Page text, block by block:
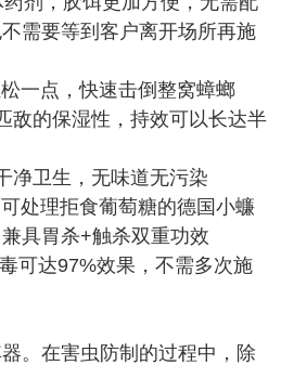
需要等到客户离开场所再施
一点，快速击倒整窝蟑螂
敌的保湿性，持效可以长达半
净卫生，无味道无污染
处理拒食葡萄糖的德国小蠊
具胃杀+触杀双重功效
可达97%效果，不需多次施
。在害虫防制的过程中，除